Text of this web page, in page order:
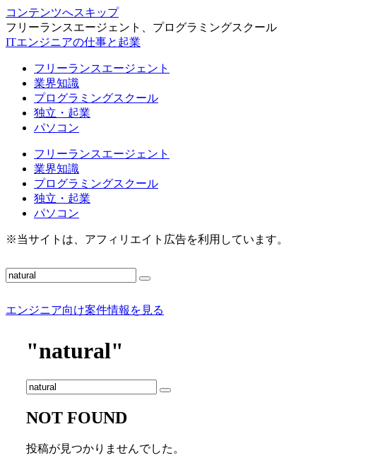
コンテンツへスキップ
フリーランスエージェント、プログラミングスクール
ITエンジニアの仕事と起業
フリーランスエージェント
業界知識
プログラミングスクール
独立・起業
パソコン
フリーランスエージェント
業界知識
プログラミングスクール
独立・起業
パソコン
※当サイトは、アフィリエイト広告を利用しています。
エンジニア向け案件情報を見る
"natural"
NOT FOUND
投稿が見つかりませんでした。